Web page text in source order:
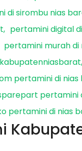
di sirombu nias
pertamini digital
pertamini murah di
pertamini di nias
pertamini
pertamini di nias